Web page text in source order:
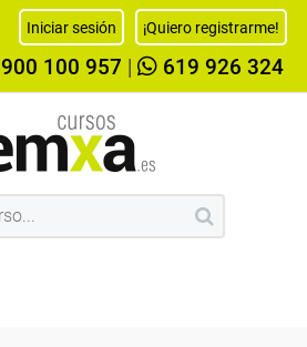
Iniciar sesión ¡Quiero registrarme!
900 100 957 619 926 324